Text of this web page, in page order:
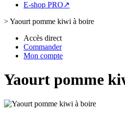
E-shop PRO↗
>Yaourt pomme kiwi à boire
Accès direct
Commander
Mon compte
Yaourt pomme